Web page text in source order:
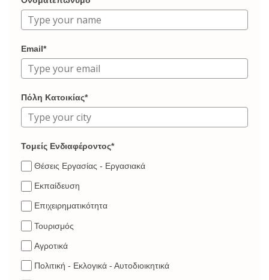
Email*
Πόλη Κατοικίας*
Τομείς Ενδιαφέροντος*
Θέσεις Εργασίας - Εργασιακά
Εκπαίδευση
Επιχειρηματικότητα
Τουρισμός
Αγροτικά
Πολιτική - Εκλογικά - Αυτοδιοικητικά